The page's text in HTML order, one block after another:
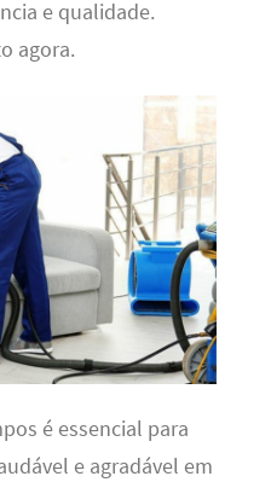
e qualidade.
agora.
é essencial para
e agradável em